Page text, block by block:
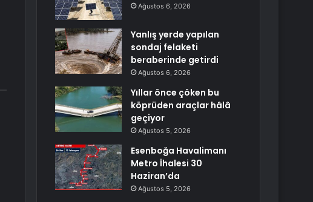
Ağustos 6, 2026
Yanlış yerde yapılan
sondaj felaketi
beraberinde getirdi
Ağustos 6, 2026
Yıllar önce çöken bu
köprüden araçlar hâlâ
geçiyor
Ağustos 5, 2026
Esenboğa Havalimanı
Metro İhalesi 30
Haziran’da
Ağustos 5, 2026